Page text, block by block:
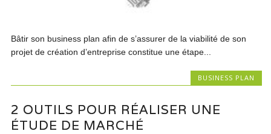
Bâtir son business plan afin de s’assurer de la viabilité de son
projet de création d’entreprise constitue une étape...
BUSINESS PLAN
2 OUTILS POUR RÉALISER UNE
ÉTUDE DE MARCHÉ